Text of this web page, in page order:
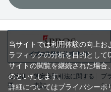
会社概
要
特定商取引法に関する
表記
プ
シ
当サイトでは利用体験の向上お
ラフィックの分析を目的として
サイトの閲覧を継続された場合
のといたします。
詳細についてはプライバシーポ